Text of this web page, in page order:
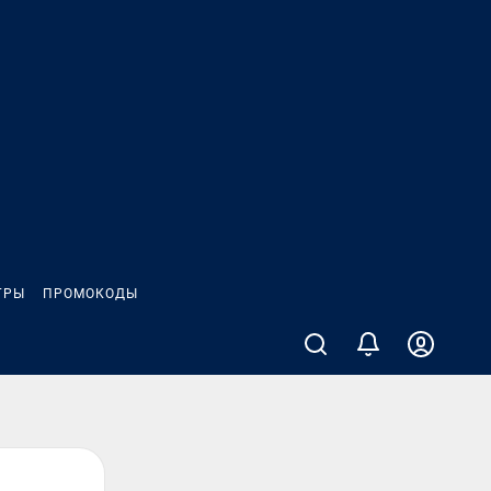
ПРОМОКОДЫ